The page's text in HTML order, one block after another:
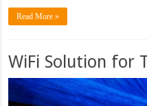
Read More »
WiFi Solution for